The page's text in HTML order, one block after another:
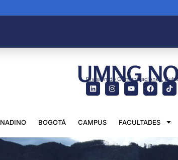
UMNG
División de Comunicaciones,
BOGOTÁ CAMPUS FACULTADES